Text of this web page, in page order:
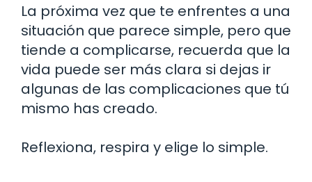
La próxima vez que te enfrentes a una
situación que parece simple, pero que
tiende a complicarse, recuerda que la
vida puede ser más clara si dejas ir
algunas de las complicaciones que tú
mismo has creado.
Reflexiona, respira y elige lo simple.